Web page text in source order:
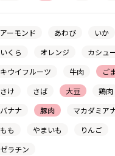
アーモンド あわび
いか
いくら
オレンジ
カシュ
キウイフルーツ
牛肉
ご
さけ
さば 大豆
鶏肉
バナナ
豚肉
マカダミア
もも
やまいも
りんご
ゼラチン